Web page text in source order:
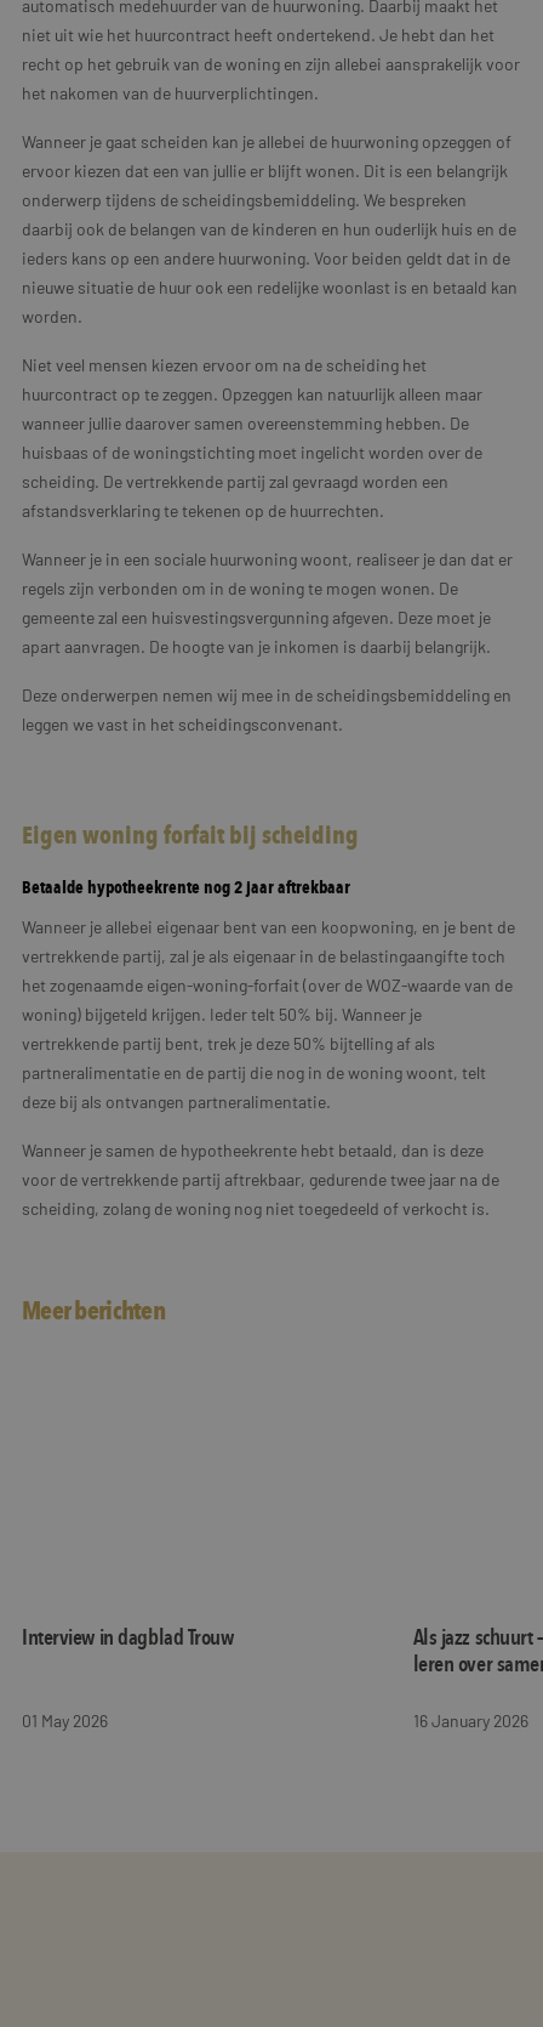
automatisch medehuurder van de huurwoning. Daarbij maakt het
niet uit wie het huurcontract heeft ondertekend. Je hebt dan het
recht op het gebruik van de woning en zijn allebei aansprakelijk voor
het nakomen van de huurverplichtingen.
Wanneer je gaat scheiden kan je allebei de huurwoning opzeggen of
ervoor kiezen dat een van jullie er blijft wonen. Dit is een belangrijk
onderwerp tijdens de scheidingsbemiddeling. We bespreken
daarbij ook de belangen van de kinderen en hun ouderlijk huis en de
ieders kans op een andere huurwoning. Voor beiden geldt dat in de
nieuwe situatie de huur ook een redelijke woonlast is en betaald kan
worden.
Niet veel mensen kiezen ervoor om na de scheiding het
huurcontract op te zeggen. Opzeggen kan natuurlijk alleen maar
wanneer jullie daarover samen overeenstemming hebben. De
huisbaas of de woningstichting moet ingelicht worden over de
scheiding. De vertrekkende partij zal gevraagd worden een
afstandsverklaring te tekenen op de huurrechten.
Wanneer je in een sociale huurwoning woont, realiseer je dan dat er
regels zijn verbonden om in de woning te mogen wonen. De
gemeente zal een huisvestingsvergunning afgeven. Deze moet je
apart aanvragen. De hoogte van je inkomen is daarbij belangrijk.
Deze onderwerpen nemen wij mee in de scheidingsbemiddeling en
leggen we vast in het scheidingsconvenant.
Eigen woning forfait bij scheiding
Betaalde hypotheekrente nog 2 jaar aftrekbaar
Wanneer je allebei eigenaar bent van een koopwoning, en je bent de
vertrekkende partij, zal je als eigenaar in de belastingaangifte toch
het zogenaamde eigen-woning-forfait (over de WOZ-waarde van de
woning) bijgeteld krijgen. Ieder telt 50% bij. Wanneer je
vertrekkende partij bent, trek je deze 50% bijtelling af als
partneralimentatie en de partij die nog in de woning woont, telt
deze bij als ontvangen partneralimentatie.
Wanneer je samen de hypotheekrente hebt betaald, dan is deze
voor de vertrekkende partij aftrekbaar, gedurende twee jaar na de
scheiding, zolang de woning nog niet toegedeeld of verkocht is.
Meer berichten
Interview in dagblad Trouw
01 May 2026
Als jazz schuurt
leren over
16 January 2026